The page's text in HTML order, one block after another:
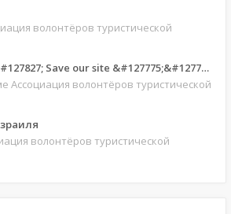
волонтёров туристической
Save our site &#127775;&#127769;
Ассоциация волонтёров туристической
волонтёров туристической